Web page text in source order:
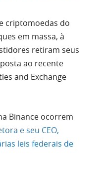
criptomoedas do
em massa, à
retiram seus
ao recente
and Exchange
Binance ocorrem
e seu CEO,
leis federais de